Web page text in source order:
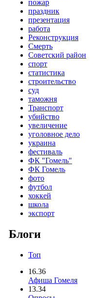
пожар
праздник
презентация
работа
Реконструкция
Смерть
Советский район
спорт
статистика
строительство
суд
таможня
Транспорт
убийство
увеличение
уголовное дело
украина
фестиваль
ФК "Гомель"
ФК Гомель
фото
футбол
хоккей
школа
экспорт
Блоги
Топ
16.36
Афиша Гомеля
13.34